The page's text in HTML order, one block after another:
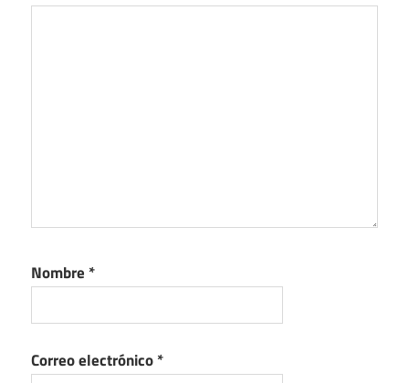
Nombre *
Correo electrónico*